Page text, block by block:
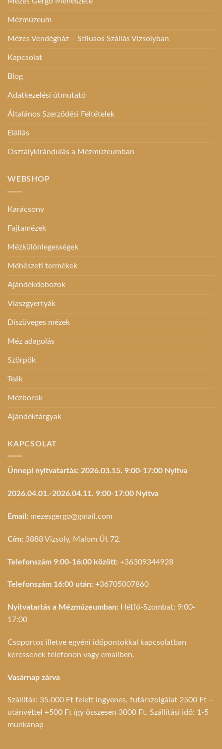
Mézmúzeum
Mézes Vendégház – Stílusos Szállás Vizsolyban
Kapcsolat
Blog
Adatkezelési útmutató
Általános Szerződési Feltételek
Elállás
Osztálykirándulás a Mézmúzeumban
WEBSHOP
Karácsony
Fajtamézek
Mézkülönlegességek
Méhészeti termékek
Ajándékdobozok
Viaszgyertyák
Díszüveges mézek
Méz adagolás
Szörpök
Teák
Mézborok
Ajándéktárgyak
KAPCSOLAT
Ünnepi nyitvatartás: 2026.03.15. 9:00-17:00 Nyitva
2026.04.01.-2026.04.11. 9:00-17:00 Nyitva
Email: mezesgergo@gmail.com
Cím: 3888 Vizsoly, Malom Út 72.
Telefonszám 9:00-16:00 között: +36309344928
Telefonszám 16:00 után: +36705007860
Nyitvatartás a Mézmúzeumban: Hétfő-Szombat: 9:00-
17:00
Csoportos illetve egyéni időpontokkal kapcsolatban
keressenek telefonon vagy emailben.
Vasárnap zárva
Szállítás: 35.000 Ft felett ingyenes, futárszolgálat 2500 Ft –
utánvéttel +500 Ft így összesen 3000 Ft. Szállítási idő: 1-5
munkanap